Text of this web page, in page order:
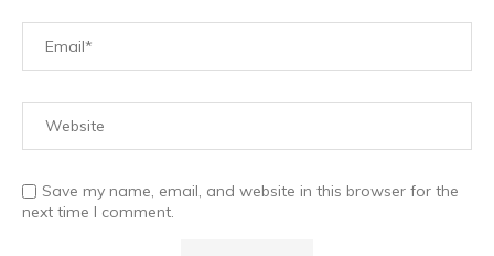
Save my name, email, and website in this browser for the
next time I comment.